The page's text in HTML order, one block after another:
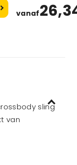
vanaf
sling
van